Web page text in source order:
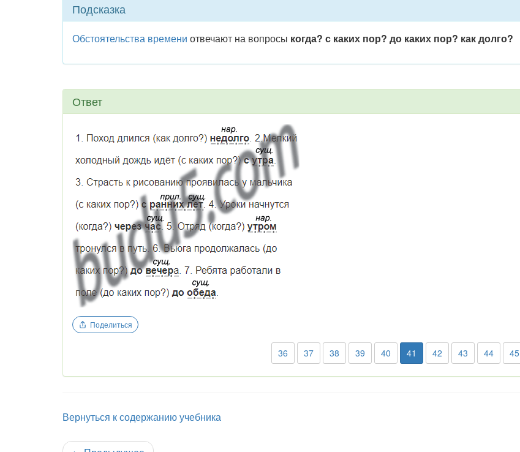
Подсказка
Обстоятельства времени отвечают на вопросы когда? с каких пор? до каких пор? как долго?
Ответ
Поделиться
36 37 38 39 40 41 42 43 44 45
Вернуться к содержанию учебника